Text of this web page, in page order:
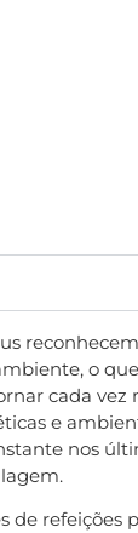
o
cada vez
e
nos
.
de